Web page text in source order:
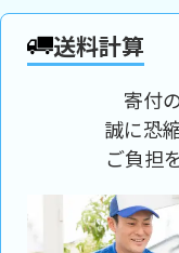
送料計算
寄付
誠に恐
ご負担